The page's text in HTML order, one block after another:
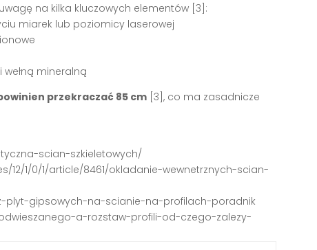
na kilka kluczowych elementów [3]:
miarek lub poziomicy laserowej
wełną mineralną
przekraczać 85 cm [3], co ma zasadnicze
scian-szkieletowych/
1/0/1/article/8461/okladanie-wewnetrznych-scian-
gipsowych-na-scianie-na-profilach-poradnik
a-rozstaw-profili-od-czego-zalezy-